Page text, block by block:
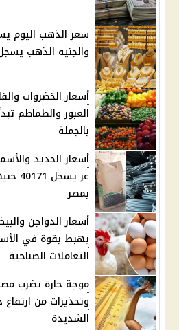
والجنيه الذهب يسجل 46240 جنيهًا
أسعار الخضروات
بالجملة
أسعار الحديد
عز
بمصر
أسعار الدواجن
يهبط بقوة في
التعاملات الصباحية
موجة حارة تضرب
وتحذيرات من ارتفاع
الشديدة